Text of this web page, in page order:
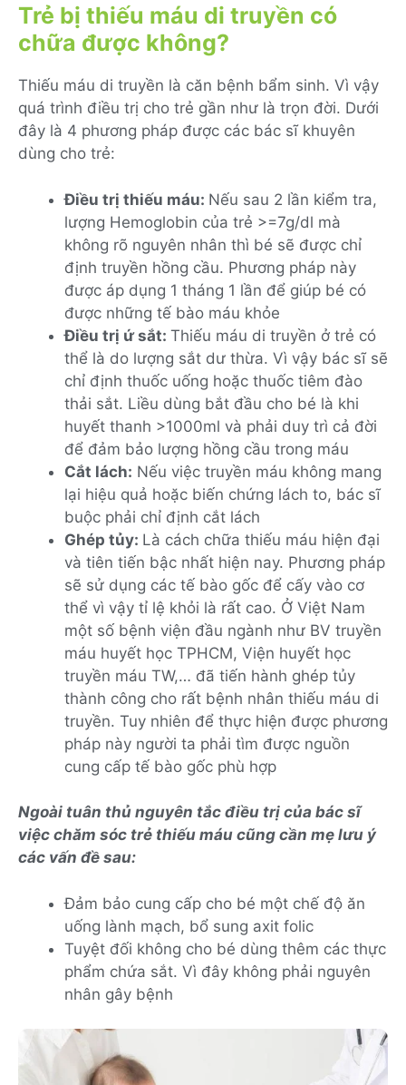
Trẻ bị thiếu máu di truyền có
chữa được không?
Thiếu máu di truyền là căn bệnh bẩm sinh. Vì vậy
quá trình điều trị cho trẻ gần như là trọn đời. Dưới
đây là 4 phương pháp được các bác sĩ khuyên
dùng cho trẻ:
Điều trị thiếu máu: Nếu sau 2 lần kiểm tra,
lượng Hemoglobin của trẻ >=7g/dl mà
không rõ nguyên nhân thì bé sẽ được chỉ
định truyền hồng cầu. Phương pháp này
được áp dụng 1 tháng 1 lần để giúp bé có
được những tế bào máu khỏe
Điều trị ứ sắt: Thiếu máu di truyền ở trẻ có
thể là do lượng sắt dư thừa. Vì vậy bác sĩ sẽ
chỉ định thuốc uống hoặc thuốc tiêm đào
thải sắt. Liều dùng bắt đầu cho bé là khi
huyết thanh >1000ml và phải duy trì cả đời
để đảm bảo lượng hồng cầu trong máu
Cắt lách: Nếu việc truyền máu không mang
lại hiệu quả hoặc biến chứng lách to, bác sĩ
buộc phải chỉ định cắt lách
Ghép tủy: Là cách chữa thiếu máu hiện đại
và tiên tiến bậc nhất hiện nay. Phương pháp
sẽ sử dụng các tế bào gốc để cấy vào cơ
thể vì vậy tỉ lệ khỏi là rất cao. Ở Việt Nam
một số bệnh viện đầu ngành như BV truyền
máu huyết học TPHCM, Viện huyết học
truyền máu TW,… đã tiến hành ghép tủy
thành công cho rất bệnh nhân thiếu máu di
truyền. Tuy nhiên để thực hiện được phương
pháp này người ta phải tìm được nguồn
cung cấp tế bào gốc phù hợp
Ngoài tuân thủ nguyên tắc điều trị của bác sĩ
việc chăm sóc trẻ thiếu máu cũng cần mẹ lưu ý
các vấn đề sau:
Đảm bảo cung cấp cho bé một chế độ ăn
uống lành mạch, bổ sung axit folic
Tuyệt đối không cho bé dùng thêm các thực
phẩm chứa sắt. Vì đây không phải nguyên
nhân gây bệnh